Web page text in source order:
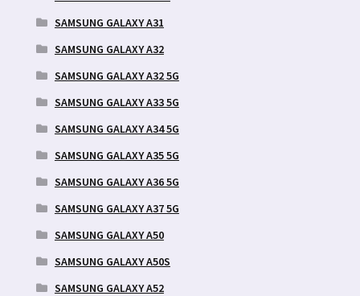
SAMSUNG GALAXY A31
SAMSUNG GALAXY A32
SAMSUNG GALAXY A32 5G
SAMSUNG GALAXY A33 5G
SAMSUNG GALAXY A34 5G
SAMSUNG GALAXY A35 5G
SAMSUNG GALAXY A36 5G
SAMSUNG GALAXY A37 5G
SAMSUNG GALAXY A50
SAMSUNG GALAXY A50S
SAMSUNG GALAXY A52